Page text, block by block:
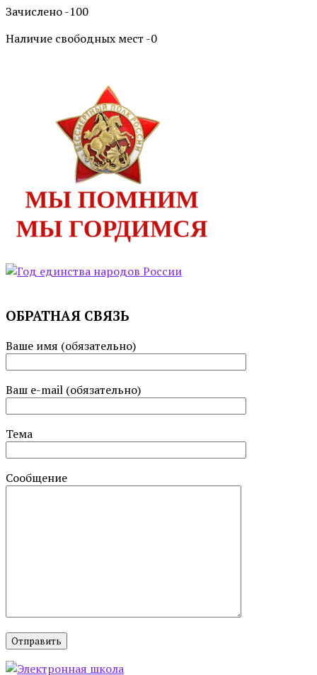
Зачислено -100
Наличие свободных мест -0
ОБРАТНАЯ СВЯЗЬ
Ваше имя (обязательно)
Ваш e-mail (обязательно)
Тема
Сообщение